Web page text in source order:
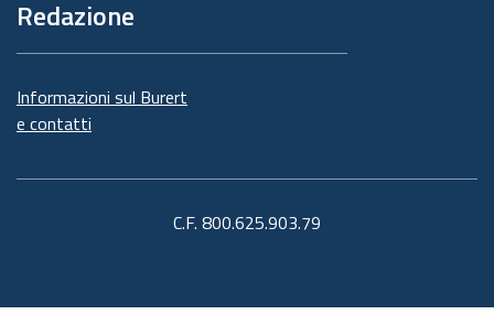
Redazione
Informazioni sul Burert
e contatti
C.F. 800.625.903.79